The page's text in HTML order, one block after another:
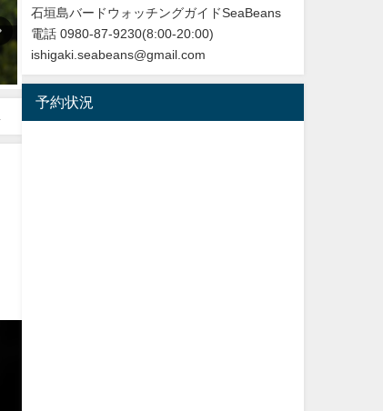
【日本初記録種（２例目）】 石
垣島初記録 ニシブッポウソウ
European roller
2021年11月19日
2026年3月1日
石垣島バードウォッチングガイドSeaBeans
電話 0980-87-9230(8:00-20:00)
ishigaki.seabeans@gmail.com
予約状況